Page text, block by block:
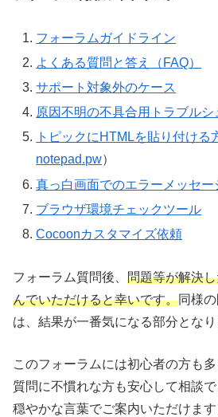
フォーラムガイドライン
よくある質問と答え（FAQ）
サポート対象外のケース
原因不明の不具合用トラブル
トピックにHTMLを貼り付ける
notepad.pw）
真っ白画面でのエラーメッセー
ブラウザ環境チェックツール
Cocoonカスタマイズ依頼
フォーラム質問後、 問題等が解決
んでいただけると幸いです。同様
は、結果が一番気になる部分となり
このフォーラムには初心者の方も多
質問に不慣れな方も安心して相談
穏やかな言葉でご案内いただけます